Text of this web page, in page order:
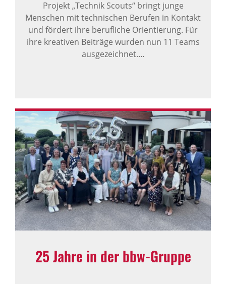
Projekt „Technik Scouts“ bringt junge
Menschen mit technischen Berufen in Kontakt
und fördert ihre berufliche Orientierung. Für
ihre kreativen Beiträge wurden nun 11 Teams
ausgezeichnet.…
25 Jahre in der bbw-Gruppe